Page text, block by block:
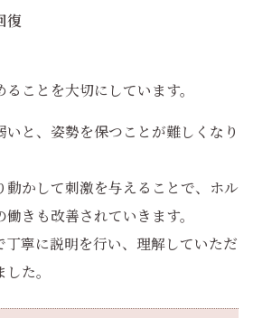
復
ことを大切にしています。
と、姿勢を保つことが難しくなり
動かして刺激を与えることで、ホル
きも改善されていきます。
丁寧に説明を行い、理解していただ
た。